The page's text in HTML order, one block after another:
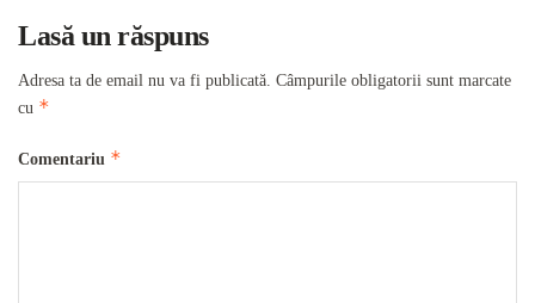
Lasă un răspuns
Adresa ta de email nu va fi publicată. Câmpurile obligatorii sunt marcate
cu *
Comentariu *